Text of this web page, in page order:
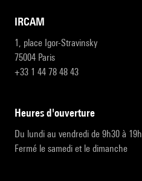
IRCAM
1, place Igor-Stravinsky
75004 Paris
+33 1 44 78 48 43
heures d'ouverture
Du lundi au vendredi de 9h30 à 19h
Fermé le samedi et le dimanche